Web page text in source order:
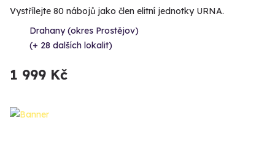
Vystřílejte 80 nábojů jako člen elitní jednotky URNA.
Drahany (okres Prostějov)
(+ 28 dalších lokalit)
1 999 Kč